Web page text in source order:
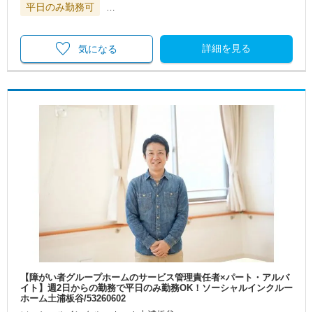
平日のみ勤務可
詳細を見る
気になる
【障がい者グループホームのサービス管理責任者×パート・アルバ
イト】週2日からの勤務で平日のみ勤務OK！ソーシャルインクルー
ホーム土浦板谷/53260602